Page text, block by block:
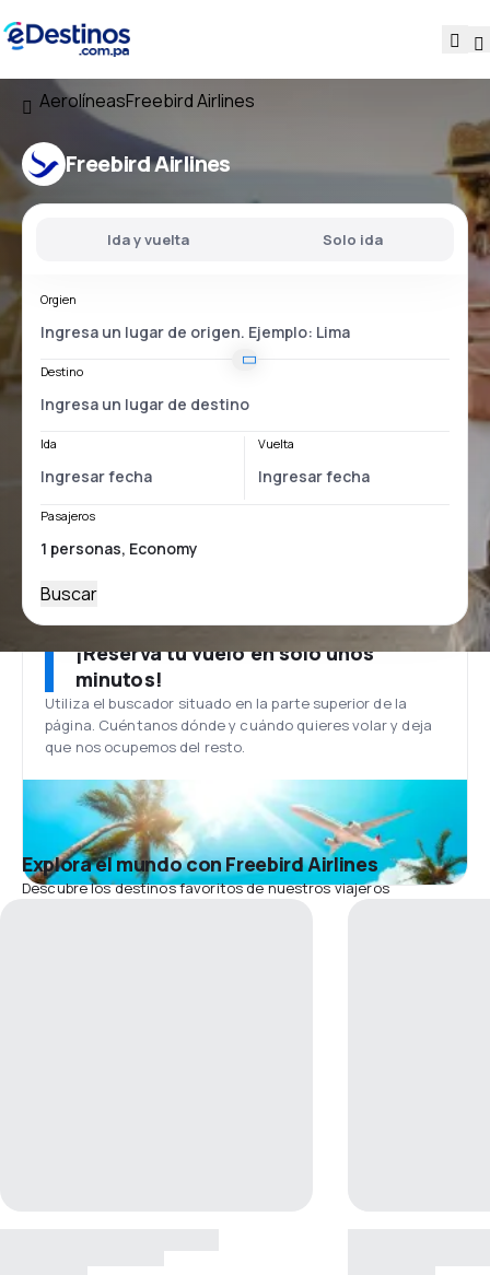
AerolíneasFreebird Airlines
Freebird Airlines
Ida y vuelta Solo ida
Orgien
Destino
Ida Vuelta
Pasajeros
Buscar
¡Reserva tu vuelo en solo unos
minutos!
Utiliza el buscador situado en la parte superior de la
página. Cuéntanos dónde y cuándo quieres volar y deja
que nos ocupemos del resto.
Explora el mundo con Freebird Airlines
Descubre los destinos favoritos de nuestros viajeros